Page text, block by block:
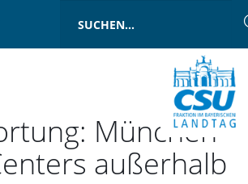
München
außerhalb